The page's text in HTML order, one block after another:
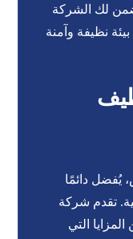
لك الشركة
نظيفة وآمنة
يُفضل دائمًا
تقدم شركة
التي